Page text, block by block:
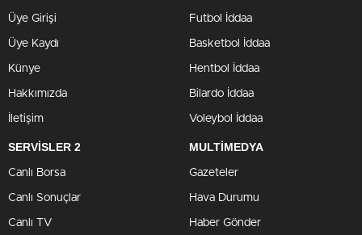
Üye Girişi
Üye Kaydı
Künye
Hakkımızda
İletişim
Futbol İddaa
Basketbol İddaa
Hentbol İddaa
Bilardo İddaa
Voleybol İddaa
SERVİSLER 2
Canlı Borsa
Canlı Sonuçlar
Canlı TV
MULTİMEDYA
Gazeteler
Hava Durumu
Haber Gönder